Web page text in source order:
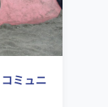
ミュニ